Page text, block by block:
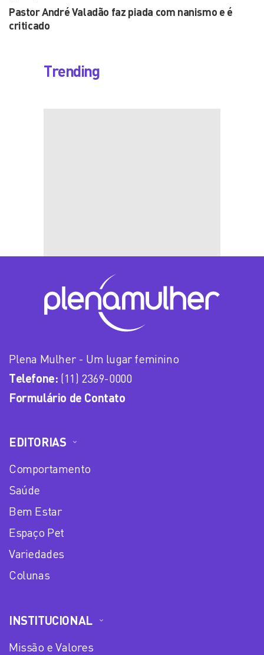
Pastor André Valadão faz piada com nanismo e é
criticado
Trending
Plena Mulher - Um lugar feminino
Telefone: (11) 2369-0000
Formulário de Contato
EDITORIAS
Comportamento
Saúde
Bem Estar
Espaço Pet
Variedades
Colunas
INSTITUCIONAL
Missão e Valores